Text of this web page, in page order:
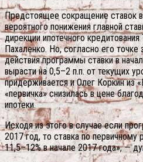
Предстоящее сокращение ставок
вероятного понижения главной
дирекции ипотечного
Пахаленко. Но, согласно его точке
действия программы ставки в
вырасти на 0,5–2 п.п. от текущих
придерживается и Олег Коркин из
«первичка» снизилась в цене
ипотеки.
Исходя из этого в случае если
2017 год, то ставка по
11,5–12% в начале 2017 года», —